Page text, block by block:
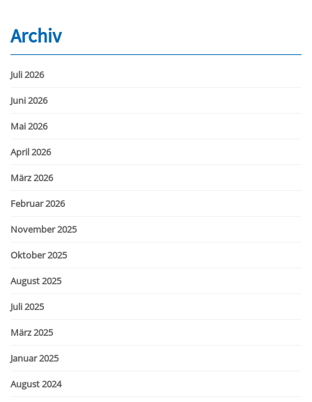
Archiv
Juli 2026
Juni 2026
Mai 2026
April 2026
März 2026
Februar 2026
November 2025
Oktober 2025
August 2025
Juli 2025
März 2025
Januar 2025
August 2024